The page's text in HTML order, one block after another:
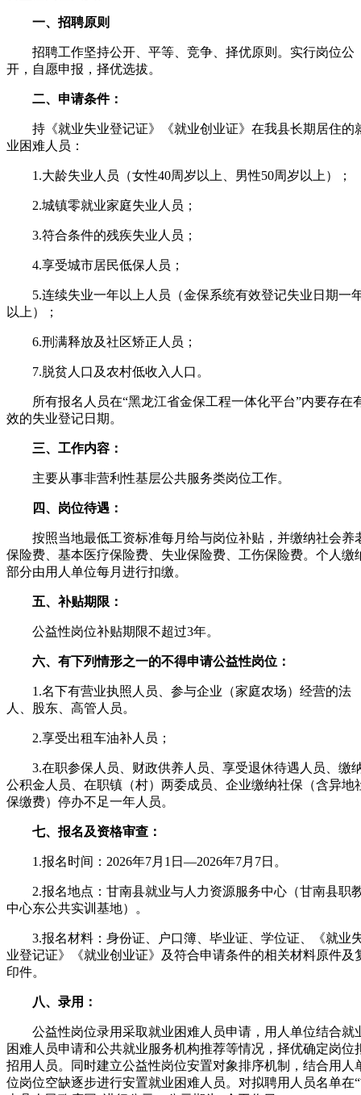
一、招聘原则
招聘工作坚持公开、平等、竞争、择优原则。实行岗位公
开，自愿申报，择优选拔。
二、申请条件：
持《就业失业登记证》《就业创业证》在我县长期居住的
业困难人员：
1.大龄失业人员（女性40周岁以上、男性50周岁以上）；
2.城镇零就业家庭失业人员；
3.符合条件的残疾失业人员；
4.享受城市居民低保人员；
5.连续失业一年以上人员（金保系统有效登记失业日期一
以上）；
6.刑满释放及社区矫正人员；
7.脱贫人口及农村低收入人口。
所有报名人员在“黑龙江省金保工程一体化平台”内要存在
效的失业登记日期。
三、工作内容：
主要从事非营利性基层公共服务类岗位工作。
四、岗位待遇：
按照当地最低工资标准每月给与岗位补贴，并缴纳社会养
保险费、基本医疗保险费、失业保险费、工伤保险费。个人缴
部分由用人单位每月进行扣缴。
五、补贴期限：
公益性岗位补贴期限不超过3年。
六、有下列情形之一的不得申请公益性岗位：
1.名下有营业执照人员、参与企业（家庭农场）经营的法
人、股东、高管人员。
2.享受出租车油补人员；
3.在职参保人员、财政供养人员、享受退休待遇人员、缴
公积金人员、在职镇（村）两委成员、企业缴纳社保（含异地
保缴费）停办不足一年人员。
七、报名及资格审查：
1.报名时间：2026年7月1日—2026年7月7日。
2.报名地点：甘南县就业与人力资源服务中心（甘南县职
中心东公共实训基地）。
3.报名材料：身份证、户口簿、毕业证、学位证、《就业
业登记证》《就业创业证》及符合申请条件的相关材料原件及
印件。
八、录用：
公益性岗位录用采取就业困难人员申请，用人单位结合就
困难人员申请和公共就业服务机构推荐等情况，择优确定岗位
招用人员。同时建立公益性岗位安置对象排序机制，结合用人
位岗位空缺逐步进行安置就业困难人员。对拟聘用人员名单在